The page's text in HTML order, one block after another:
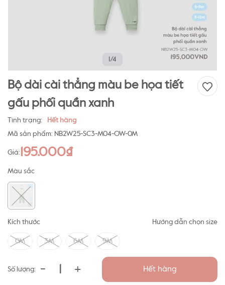
1/4
Bộ dài cài thẳng màu be họa tiết
gấu phối quần xanh
Tình trạng:
Hết hàng
Mã sản phẩm: NB2W25-SC3-M04-OW-0M
Giá: 195.000₫
Màu sắc
Kích thước Hướng dẫn chọn size
0M 3M 6M 9M
Số lượng: - + Hết hàng